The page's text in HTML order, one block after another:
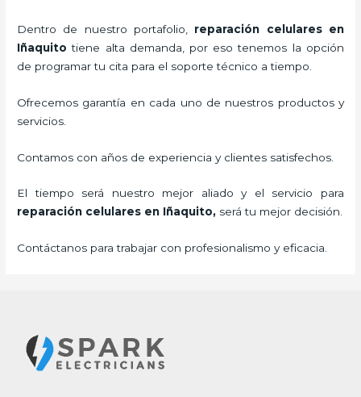
Dentro de nuestro portafolio, reparación celulares en
Iñaquito tiene alta demanda, por eso tenemos la opción
de programar tu cita para el soporte técnico a tiempo.
Ofrecemos garantía en cada uno de nuestros productos y
servicios.
Contamos con años de experiencia y clientes satisfechos.
El tiempo será nuestro mejor aliado y el servicio para
reparación celulares en Iñaquito, será tu mejor decisión.
Contáctanos para trabajar con profesionalismo y eficacia.